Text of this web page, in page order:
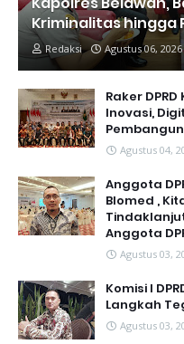
Kriminalitas hingga
Redaksi Agustus 06, 2026
Raker
Inovasi,
Agustus 04,
Anggota
Blomed ,
Anggota
Agustus 03,
Komisi I
Langkah
Agustus 03,